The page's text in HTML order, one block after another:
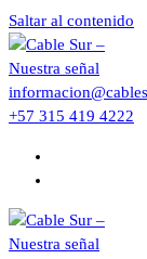
Saltar al contenido
+57 315 419 4222